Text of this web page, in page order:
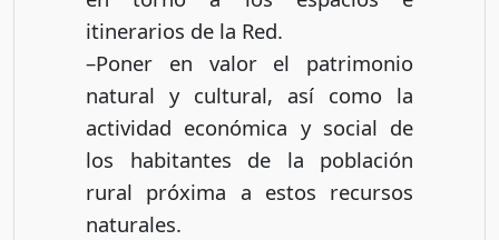
itinerarios de la Red.
–Poner en valor el patrimonio
natural y cultural, así como la
actividad económica y social de
los habitantes de la población
rural próxima a estos recursos
naturales.